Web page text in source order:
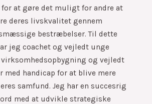
at gøre det muligt for andre at
deres livskvalitet gennem
bestræbelser. Til dette
jeg coachet og vejledt unge
virksomhedsopbygning og vejledt
med handicap for at blive mere
samfund. Jeg har en succesrig
med at udvikle strategiske